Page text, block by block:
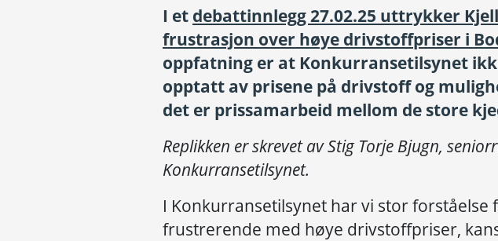
I et debattinnlegg 27.02.25 uttrykker Kjell
frustrasjon over høye drivstoffpriser i
oppfatning er at Konkurransetilsynet
opptatt av prisene på drivstoff og
det er prissamarbeid mellom de store
Replikken er skrevet av Stig Torje Bjugn,
Konkurransetilsynet.
I Konkurransetilsynet har vi stor forståelse
frustrerende med høye drivstoffpriser,